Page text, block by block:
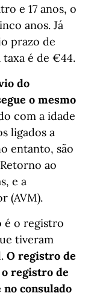
e 17 anos, o
anos. Já
prazo de
é de €44.
do
o mesmo
com a idade
ligados a
entanto, são
ao
e a
(AVM).
é o registro
tiveram
O registro de
registro de
consulado